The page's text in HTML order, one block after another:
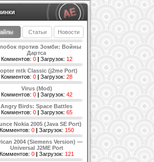
Статьи Новости
против Зомби: Войны
Дартса
Комментов: 0| Загрузок: 12
mtk Classic (j2me Port)
Комментов: 0| Загрузок: 28
Virus (Mod)
Комментов: 0| Загрузок: 42
Angry Birds: Space Battles
Комментов: 0| Загрузок: 65
Nokia 2005 (Java SE Port)
Комментов: 0| Загрузок: 150
2004 (Siemens Version) —
Universal J2ME Port
Комментов: 0| Загрузок: 121